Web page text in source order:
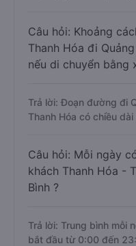
Câu hỏi: Khoảng
Thanh Hóa đi
nếu di chuyển bằng
Trả lời: Đoạn đường đi
Thanh Hóa có chiều
Câu hỏi: Mỗi ngày
khách Thanh Hóa -
Bình ?
Trả lời: Trung bình mỗi
bắt đầu từ 0:00 đến